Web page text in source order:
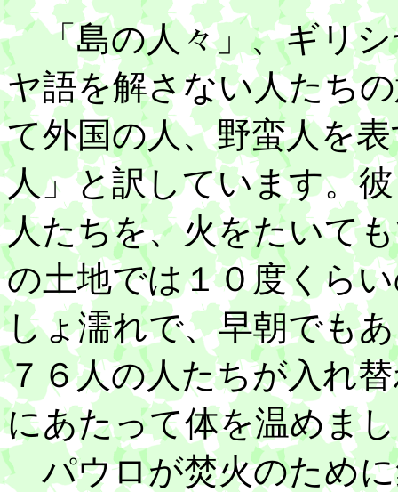
「島の人々」、ギリシ
ヤ語を解さない人たち
て外国の人、野蛮人を
人」と訳しています。
人たちを、火をたいて
の土地では１０度くら
しょ濡れで、早朝でも
７６人の人たちが入れ
にあたって体を温めま
パウロが焚火のために